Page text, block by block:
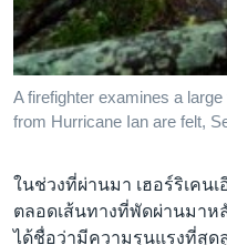
A firefighter examines a
from Hurricane Ian are felt,
ในช่วงที่ผ่านมา เฮอร์ริเคน
ตลอดเส้นทางที่พัดผ่านมาห
ได้ชื่อว่ามีความรุนแรงที่สุด